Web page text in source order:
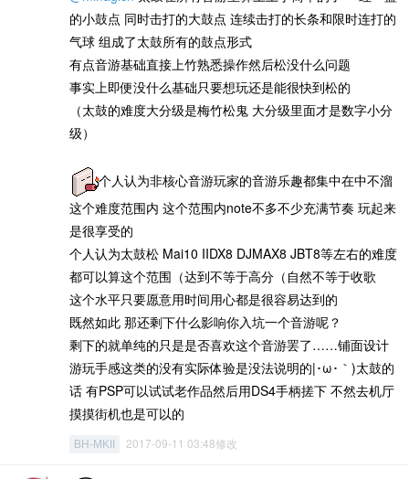
的小鼓点 同时击打的大鼓点 连续击打的长条和限时连打的
气球 组成了太鼓所有的鼓点形式
有点音游基础直接上竹熟悉操作然后松没什么问题
事实上即便没什么基础只要想玩还是能很快到松的
（太鼓的难度大分级是梅竹松鬼 大分级里面才是数字小分
级）
个人认为非核心音游玩家的音游乐趣都集中在中不溜
这个难度范围内 这个范围内note不多不少充满节奏 玩起来
是很享受的
个人认为太鼓松 Mai10 IIDX8 DJMAX8 JBT8等左右的难度
都可以算这个范围（达到不等于高分（自然不等于收歌
这个水平只要愿意用时间用心都是很容易达到的
既然如此 那还剩下什么影响你入坑一个音游呢？
剩下的就单纯的只是是否喜欢这个音游罢了……铺面设计
游玩手感这类的没有实际体验是没法说明的|･ω･｀)太鼓的
话 有PSP可以试试老作品然后用DS4手柄搓下 不然去机厅
摸摸街机也是可以的
BH-MKII 2017-09-11 03:48修改